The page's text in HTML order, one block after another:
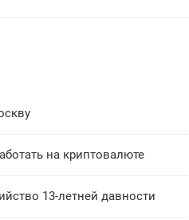
на криптовалюте
13-летней давности